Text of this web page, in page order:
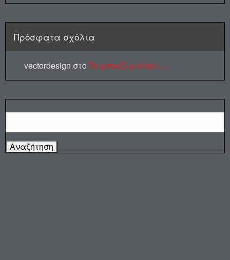
Πρόσφατα σχόλια
vectordesign στο To μπουζί μιλάει….